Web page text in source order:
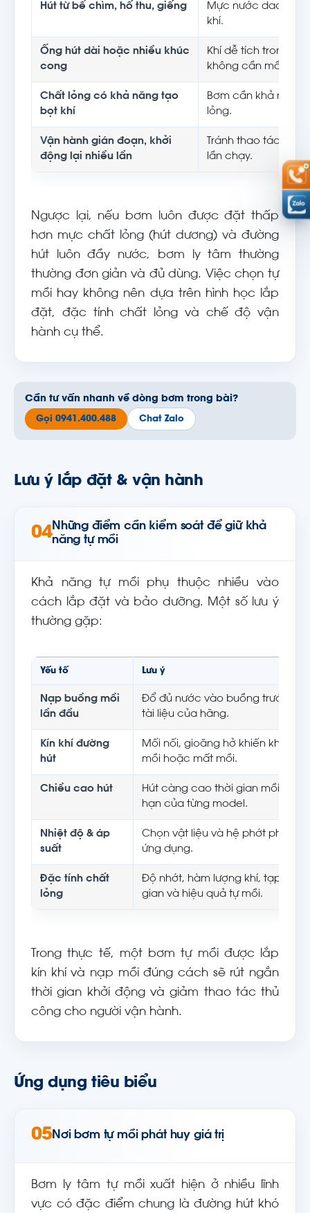
Hút từ bể chìm, hố thu, giếng
Mực nước dao
khí.
Ống hút dài hoặc nhiều khúc
cong
Khí dễ tích trong
không cần mồi tay.
Chất lỏng có khả năng tạo
bọt khí
Bơm cần khả năng
lỏng.
Vận hành gián đoạn, khởi
động lại nhiều lần
Tránh thao tác mồi
lần chạy.
Ngược lại, nếu bơm luôn được đặt thấp
hơn mực chất lỏng (hút dương) và đường
hút luôn đầy nước, bơm ly tâm thường
thường đơn giản và đủ dùng. Việc chọn tự
mồi hay không nên dựa trên hình học lắp
đặt, đặc tính chất lỏng và chế độ vận
hành cụ thể.
Cần tư vấn nhanh về dòng bơm trong bài?
Gọi 0941.400.488 Chat Zalo
Lưu ý lắp đặt & vận hành
04Những điểm cần kiểm soát để giữ khả
năng tự mồi
Khả năng tự mồi phụ thuộc nhiều vào
cách lắp đặt và bảo dưỡng. Một số lưu ý
thường gặp:
Yếu tố Lưu ý
Nạp buồng mồi
lần đầu
Đổ đủ nước vào buồng trước
tài liệu của hãng.
Kín khí đường
hút
Mối nối, gioăng hở khiến khí lọt
mồi hoặc mất mồi.
Chiều cao hút
Hút càng cao thời gian mồi
hạn của từng model.
Nhiệt độ & áp
suất
Chọn vật liệu và hệ phớt phù
ứng dụng.
Đặc tính chất
lỏng
Độ nhớt, hàm lượng khí, tạp chất
gian và hiệu quả tự mồi.
Trong thực tế, một bơm tự mồi được lắp
kín khí và nạp mồi đúng cách sẽ rút ngắn
thời gian khởi động và giảm thao tác thủ
công cho người vận hành.
Ứng dụng tiêu biểu
05Nơi bơm tự mồi phát huy giá trị
Bơm ly tâm tự mồi xuất hiện ở nhiều lĩnh
vực có đặc điểm chung là đường hút khó